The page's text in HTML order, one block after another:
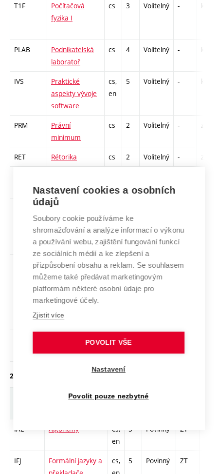
T1F
Počítačová
fyzika I
cs 3 Volitelný - kl
PLAB
Podnikatelská
laboratoř
cs 4 Volitelný - kl
IVS
Praktické
aspekty vývoje
software
cs,
en
5 Volitelný - kl
PRM
Právní
minimum
cs 2 Volitelný - zá
RET Rétorika cs 2 Volitelný - zá
jazyky
en
Tvorba
webových
stránek
en
Typografie a
publikování
cs,
en
4 Volitelný -
VSDH2
Vizuální styly
2
Volitelný
digitalizace 2
cs 2
2. ročník, zimní semestr
Název J. Kr. Pov.
IAL Algoritmy
cs,
en
5 Povinný ZT
IFJ
Formální jazyky a
cs,
5 Povinný ZT
Nastavení cookies a osobních
údajů
Soubory cookie používáme ke
shromažďování a analýze informací o výkonu
a používání webu, zajištění fungování funkcí
ze sociálních médií a ke zlepšení a
přizpůsobení obsahu a reklam. Se souhlasem
můžeme také předávat marketingovým
platformám některé osobní údaje pro
marketingové účely.
Zjistit více
POVOLIT VŠE
Nastavení
Povolit pouze nezbytné